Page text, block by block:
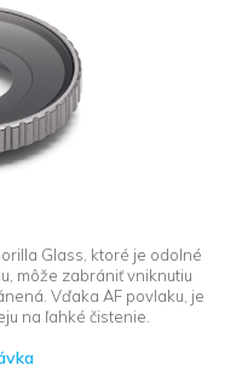
Glass, ktoré je odolné
môže zabrániť vniknutiu
Vďaka AF povlaku, je
na ľahké čistenie.